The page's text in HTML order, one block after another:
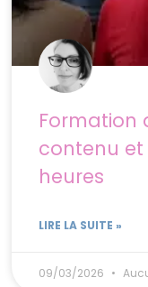
Formation
contenu et
heures
LIRE LA SUITE »
09/03/2026